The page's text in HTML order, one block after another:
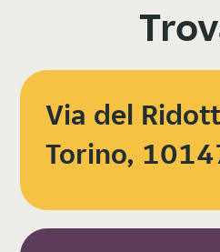
Via del
Torino,